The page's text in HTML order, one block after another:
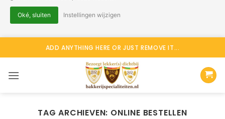
naar
ADD ANYTHING HERE OR JUST REMOVE IT...
TAG ARCHIEVEN: ONLINE BESTELLEN
Oké, sluiten Instellingen wijzigen